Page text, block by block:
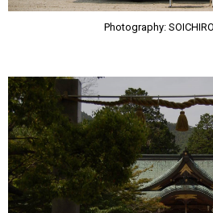
Photography: